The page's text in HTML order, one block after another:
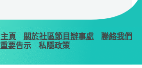
主頁 關於社區節目辦事處
聯絡我們
重要告示 私隱政策